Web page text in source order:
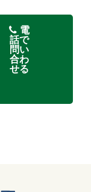
電
話で
問い
合わ
せる